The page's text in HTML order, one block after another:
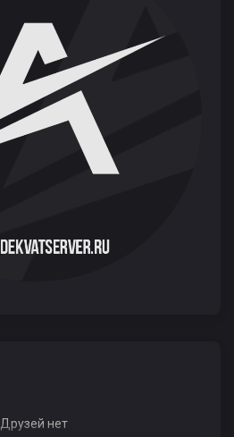
Друзей нет